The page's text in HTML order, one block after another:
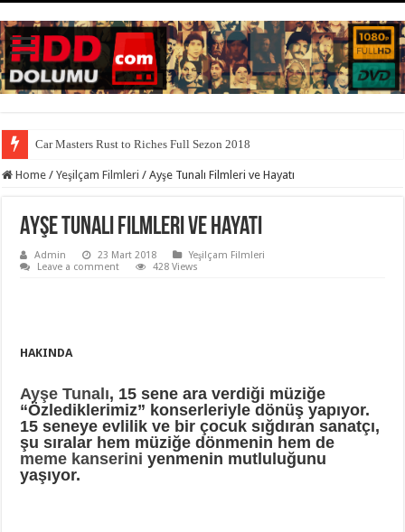
Car Masters Rust to Riches Full Sezon 2018
Home / Yeşilçam Filmleri / Ayşe Tunalı Filmleri ve Hayatı
Ayşe Tunalı Filmleri ve Hayatı
Admin 23 Mart 2018
Yeşilçam Filmleri
Leave a comment
428 Views
HAKINDA
Ayşe Tunalı, 15 sene ara verdiği müziğe
“Özlediklerimiz” konserleriyle dönüş yapıyor.
15 seneye evlilik ve bir çocuk sığdıran sanatçı,
şu sıralar hem müziğe dönmenin hem de
meme kanserini yenmenin mutluluğunu
yaşıyor.